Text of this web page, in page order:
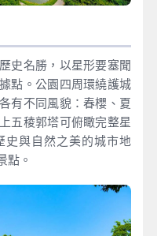
史名勝，以星形要塞聞
點。公園四周環繞護城
有不同風貌：春櫻、夏
五稜郭塔可俯瞰完整星
史與自然之美的城市地
點。